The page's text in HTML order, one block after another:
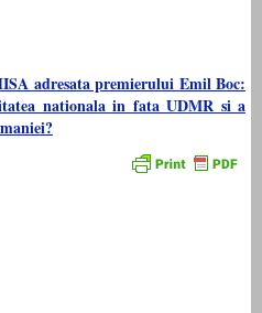
adresata premierului Emil Boc:
nationala in fata UDMR si a